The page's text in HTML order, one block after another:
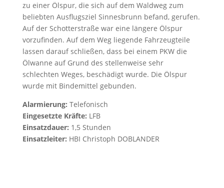
zu einer Ölspur, die sich auf dem Waldweg zum
beliebten Ausflugsziel Sinnesbrunn befand, gerufen.
Auf der Schotterstraße war eine längere Ölspur
vorzufinden. Auf dem Weg liegende Fahrzeugteile
lassen darauf schließen, dass bei einem PKW die
Ölwanne auf Grund des stellenweise sehr
schlechten Weges, beschädigt wurde. Die Ölspur
wurde mit Bindemittel gebunden.
Alarmierung: Telefonisch
Eingesetzte Kräfte: LFB
Einsatzdauer: 1,5 Stunden
Einsatzleiter: HBI Christoph DOBLANDER